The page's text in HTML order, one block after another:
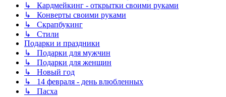
↳ Кардмейкинг - открытки своими руками
↳ Конверты своими руками
↳ Скрапбукинг
↳ Стили
Подарки и праздники
↳ Подарки для мужчин
↳ Подарки для женщин
↳ Новый год
↳ 14 февраля - день влюбленных
↳ Пасха